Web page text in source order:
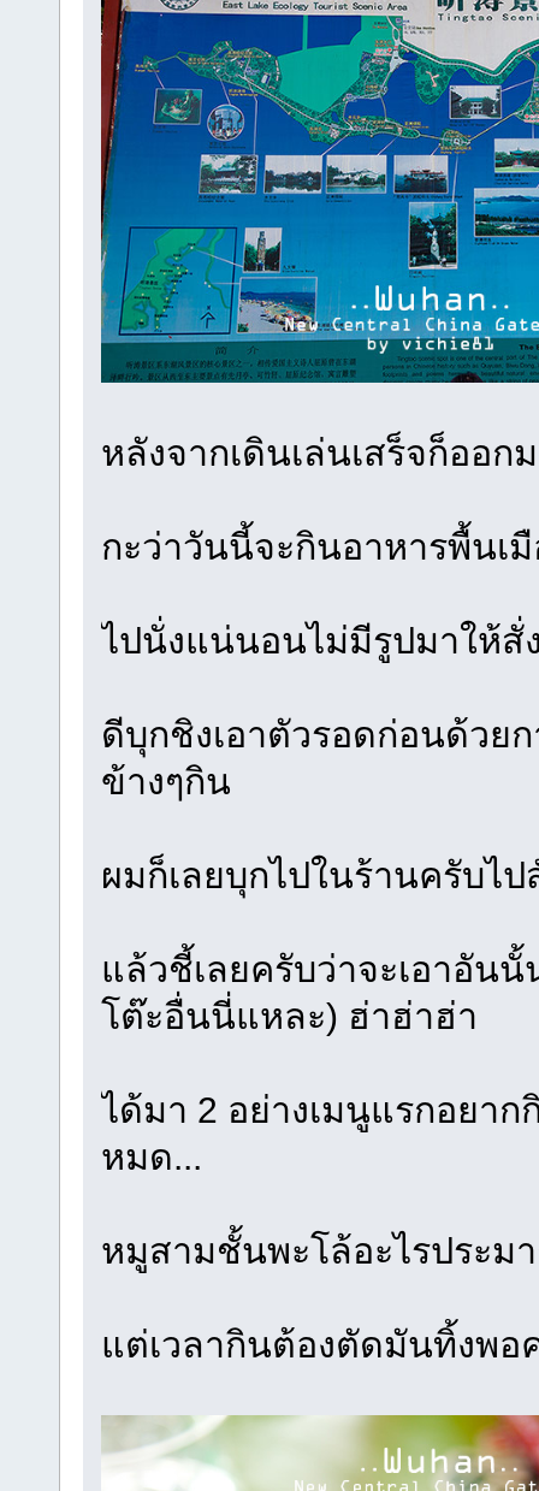
หลังจากเดินเล่นเสร็จก็ออ
กะว่าวันนี้จะกินอาหารพื้นเ
ไปนั่งแน่นอนไม่มีรูปมาให้สั่
ดีบุกชิงเอาตัวรอดก่อนด้วย
ข้างๆกิน
ผมก็เลยบุกไปในร้านครับไ
แล้วชี้เลยครับว่าจะเอาอัน
โต๊ะอื่นนี่แหละ) ฮ่าฮ่าฮ่า
ได้มา 2 อย่างเมนูแรกอยา
หมด...
หมูสามชั้นพะโล้อะไรประม
แต่เวลากินต้องตัดมันทิ้งพอ